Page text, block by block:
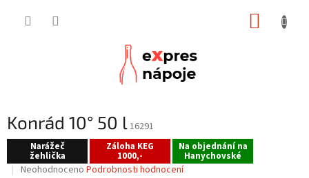
Konrád 10° 50 l16291
Narážeč
žehlička
Záloha KEG
1000,-
Na objednání na
Hanychovské
Průměrné
Neohodnoceno Podrobnosti hodnocení